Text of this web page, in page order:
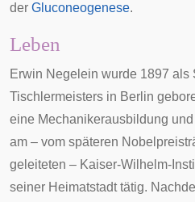
der Gluconeogenese.
Leben
Erwin Negelein wurde 1897 als
Tischlermeisters in Berlin
eine Mechanikerausbildung
am – vom späteren
geleiteten – Kaiser-Wilhelm-
seiner Heimatstadt tätig.